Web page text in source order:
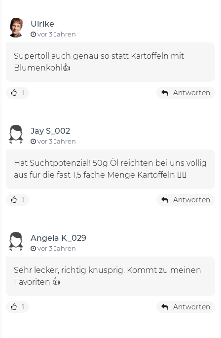
Ulrike
vor 3 Jahren
Supertoll auch genau so statt Kartoffeln mit
Blumenkohl👍
1 Antworten
Jay S_002
vor 3 Jahren
Hat Suchtpotenzial! 50g Öl reichten bei uns völlig
aus für die fast 1,5 fache Menge Kartoffeln 👍🏻
1 Antworten
Angela K_029
vor 3 Jahren
Sehr lecker, richtig knusprig. Kommt zu meinen
Favoriten 👍
1 Antworten